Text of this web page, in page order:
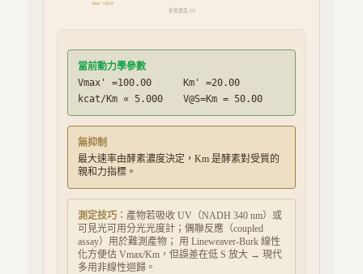
受質濃度 [S]
Km' =20.0
當前動力學參數
Vmax' =100.00 Km' =20.00
kcat/Km ∝ 5.000 V@S=Km = 50.00
無抑制
最大速率由酵素濃度決定，Km 是酵素對受質的
親和力指標。
測定技巧： 產物若吸收 UV（NADH 340 nm）或
可見光可用分光光度計；偶聯反應（coupled
assay）用於難測產物； 用 Lineweaver-Burk 線性
化方便估 Vmax/Km，但誤差在低 S 放大 → 現代
多用非線性迴歸。